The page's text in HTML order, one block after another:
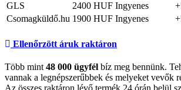
GLS
2400 HUF Ingyenes
Csomagküldő.hu 1900 HUF Ingyenes
Ellenőrzött áruk raktáron
Több mint 48 000 ügyfél bíz meg bennünk.
vannak a legnépszerűbbek és melyeket vevők
Az összes raktáron lévő termék 24 órán belül